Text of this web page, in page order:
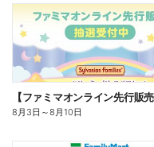
8月3日 ～8月10日